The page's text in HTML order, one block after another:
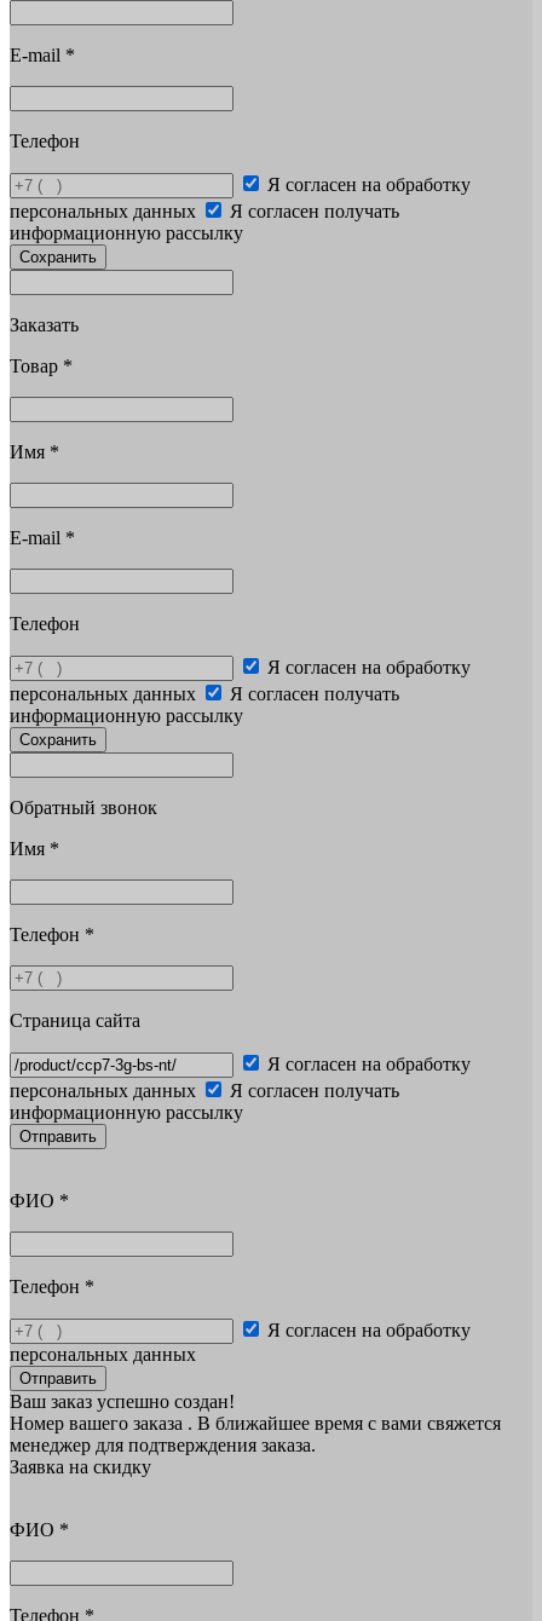
E-mail *
Телефон
Я согласен на обработку
персональных данных
Я согласен получать
информационную рассылку
Сохранить
Заказать
Товар *
Имя *
E-mail *
Телефон
Я согласен на обработку
персональных данных
Я согласен получать
информационную рассылку
Сохранить
Обратный звонок
Имя *
Телефон *
Страница сайта
Я согласен на обработку
персональных данных
Я согласен получать
информационную рассылку
Отправить
ФИО *
Телефон *
Я согласен на обработку
персональных данных
Отправить
Ваш заказ успешно создан!
Номер вашего заказа . В ближайшее время с вами свяжется
менеджер для подтверждения заказа.
Заявка на скидку
ФИО *
Телефон *